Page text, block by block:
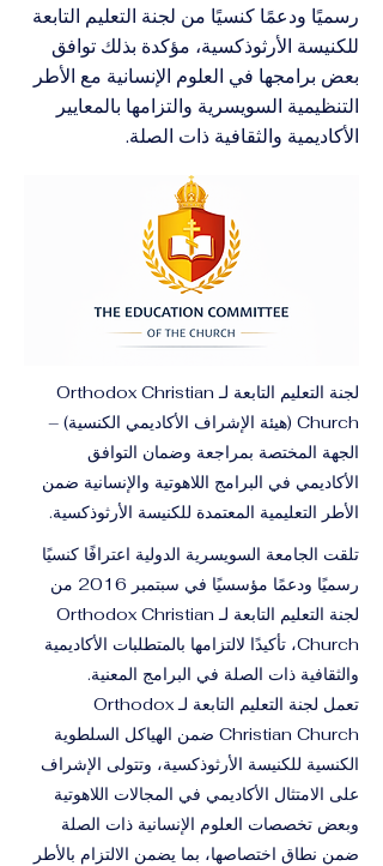
رسميًا ودعمًا كنسيًا من لجنة التعليم التابعة
للكنيسة الأرثوذكسية، مؤكدة بذلك توافق
بعض برامجها في العلوم الإنسانية مع الأطر
التنظيمية السويسرية والتزامها بالمعايير
الأكاديمية والثقافية ذات الصلة.
لجنة التعليم التابعة لـ Orthodox Christian
Church (هيئة الإشراف الأكاديمي الكنسية) –
الجهة المختصة بمراجعة وضمان التوافق
الأكاديمي في البرامج اللاهوتية والإنسانية ضمن
الأطر التعليمية المعتمدة للكنيسة الأرثوذكسية.
تلقت الجامعة السويسرية الدولية اعترافًا كنسيًا
رسميًا ودعمًا مؤسسيًا في سبتمبر 2016 من
لجنة التعليم التابعة لـ Orthodox Christian
Church، تأكيدًا لالتزامها بالمتطلبات الأكاديمية
والثقافية ذات الصلة في البرامج المعنية.
تعمل لجنة التعليم التابعة لـ Orthodox
Christian Church ضمن الهياكل السلطوية
الكنسية للكنيسة الأرثوذكسية، وتتولى الإشراف
على الامتثال الأكاديمي في المجالات اللاهوتية
وبعض تخصصات العلوم الإنسانية ذات الصلة
ضمن نطاق اختصاصها، بما يضمن الالتزام بالأطر